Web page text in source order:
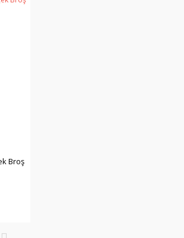
Broş